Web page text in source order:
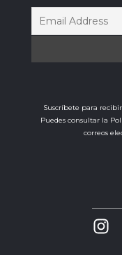
Suscríbete para
Puedes consultar la
correos